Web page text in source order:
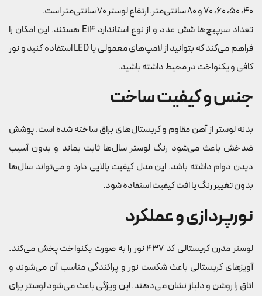
40، 50، 60، 70 و 80 سانتی‌متر. ارتفاع لوستر 70 سانتی‌متر است.
تعداد سرپیچ‌ها شش عدد و از نوع استاندارد E14 هستند. این امکان را
فراهم می‌کند که بتوانید از لامپ‌های معمولی یا LED استفاده کنید و نور
کافی و یکنواخت در محیط داشته باشید.
جنس و کیفیت ساخت
بدنه لوستر از آهن مقاوم و کریستال‌های براق ساخته شده است. پوشش
ضدخش باعث می‌شود رنگ لوستر سال‌ها ثابت بماند و بدون آسیب
دیدن دوام داشته باشد. این مدل کیفیت بالایی دارد و می‌تواند سال‌ها
بدون تغییر رنگ یا افت کیفیت استفاده شود.
نورپردازی و عملکرد
لوستر مدرن کریستالی کد 437 نور را به صورت یکنواخت پخش می‌کند.
آویزهای کریستالی باعث شکست نور و پراکندگی مناسب آن می‌شوند و
اتاق را روشن و دلباز نشان می‌دهند. این ویژگی باعث می‌شود لوستر برای